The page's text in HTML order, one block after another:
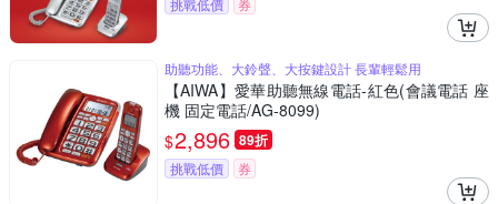
挑戰低價 券
助聽功能、大鈴聲、大按鍵設計 長輩輕鬆用
【AIWA】愛華助聽無線電話-紅色(會議電話 座
機 固定電話/AG-8099)
$2,896 89折
挑戰低價 券